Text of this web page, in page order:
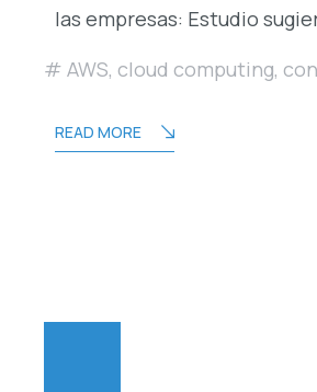
las empresas: Estudio
AWS, cloud computing,
READ MORE